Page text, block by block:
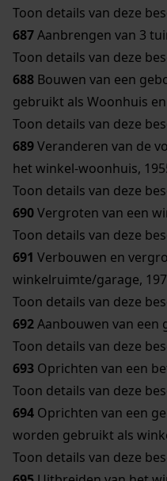
Toon details van deze
687Aanbrengen van 3
Toon details van deze
688 Bouwen van een
gebruikt als Woonhuis
Toon details van deze
689Veranderen van de
het winkel-woonhuis,
Toon details van deze
690Vergroten van een
Toon details van deze
691 Verbouwen en
winkelruimte/garage,
Toon details van deze
692Aanbouwen van een
Toon details van deze
693 Oprichten van een
Toon details van deze
694 Oprichten van een
worden gebruikt als
Toon details van deze